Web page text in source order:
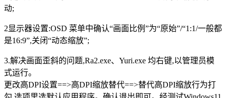
动;
2显示器设置:OSD 菜单中确认“画面比例”为“原始”/“1:1/一般都
是16:9”,关闭“动态缩放”;
3.解决画面歪斜的问题,Ra2.exe、Yuri.exe 均右键,以管理员模
式运行。
更改高DPI设置==>高DPI缩放替代==>替代高DPI缩放行为打